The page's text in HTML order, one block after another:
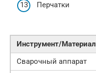
Перчатки
Инструмент/Материал
Сварочный аппарат